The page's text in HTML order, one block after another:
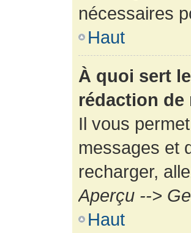
nécessaires
Haut
À quoi sert
rédaction de
Il vous
messages et
recharger,
Aperçu -->
Haut